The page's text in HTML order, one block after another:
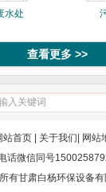
水处
查看更多 >>
站首页| 关于我们
网站
话微信同号
有甘肃白杨环保设备有